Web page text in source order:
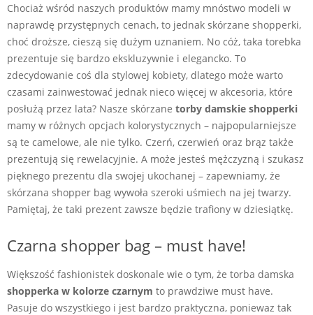
Chociaż wśród naszych produktów mamy mnóstwo modeli w
naprawdę przystępnych cenach, to jednak skórzane shopperki,
choć droższe, cieszą się dużym uznaniem. No cóż, taka torebka
prezentuje się bardzo ekskluzywnie i elegancko. To
zdecydowanie coś dla stylowej kobiety, dlatego może warto
czasami zainwestować jednak nieco więcej w akcesoria, które
posłużą przez lata? Nasze skórzane torby damskie shopperki
mamy w różnych opcjach kolorystycznych – najpopularniejsze
są te camelowe, ale nie tylko. Czerń, czerwień oraz brąz także
prezentują się rewelacyjnie. A może jesteś mężczyzną i szukasz
pięknego prezentu dla swojej ukochanej – zapewniamy, że
skórzana shopper bag wywoła szeroki uśmiech na jej twarzy.
Pamiętaj, że taki prezent zawsze będzie trafiony w dziesiątkę.
Czarna shopper bag – must have!
Większość fashionistek doskonale wie o tym, że torba damska
shopperka w kolorze czarnym to prawdziwe must have.
Pasuje do wszystkiego i jest bardzo praktyczna, poniewaz tak